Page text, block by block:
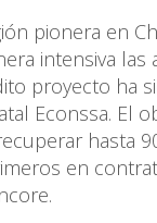
pionera en
intensiva las
proyecto ha
Econssa. El
hasta
en